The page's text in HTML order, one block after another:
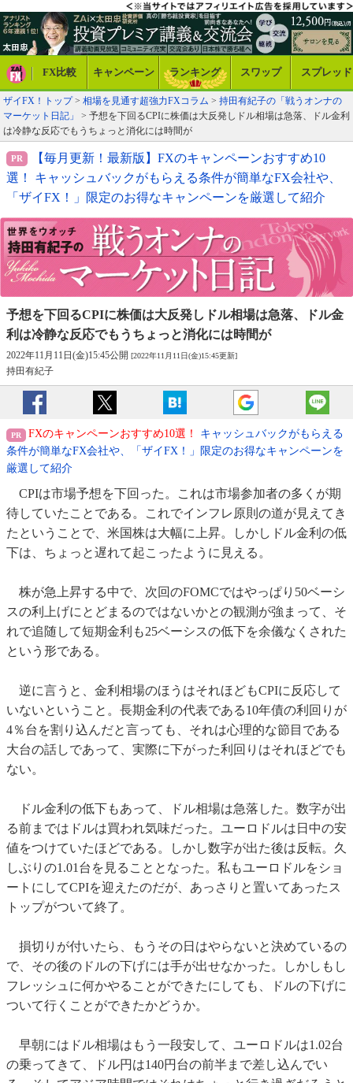
FX比較 キャンペーン ランキング スワップ スプレッド
ザイFX！トップ> 相場を見通す超強力FXコラム > 持田有紀子の「戦うオンナの
マーケット日記」
> 予想を下回るCPIに株価は大反発しドル相場は急落、ドル金利
は冷静な反応でもうちょっと消化には時間が
【毎月更新！最新版】FXのキャンペーンおすすめ10
選！ キャッシュバックがもらえる条件が簡単なFX会社や、
「ザイFX！」限定のお得なキャンペーンを厳選して紹介
予想を下回るCPIに株価は大反発しドル相場は急落、
ドル金
利は冷静な反応でもうちょっと消化には時間が
2022年11月11日(金)15:45公開 [2022年11月11日(金)15:45更新]
持田有紀子
FXのキャンペーンおすすめ10選！
キャッシュバックがもらえる
条件が簡単なFX会社や、「ザイFX！」限定のお得なキャンペーンを
厳選して紹介
CPIは市場予想を下回った。これは市場参加者の多くが期
待していたことである。これでインフレ原則の道が見えてき
たということで、米国株は大幅に上昇。しかしドル金利の低
下は、ちょっと遅れて起こったように見える。
株が急上昇する中で、次回のFOMCではやっぱり50ベーシ
スの利上げにとどまるのではないかとの観測が強まって、そ
れで追随して短期金利も25ベーシスの低下を余儀なくされた
という形である。
逆に言うと、金利相場のほうはそれほどもCPIに反応して
いないということ。長期金利の代表である10年債の利回りが
4％台を割り込んだと言っても、それは心理的な節目である
大台の話しであって、実際に下がった利回りはそれほどでも
ない。
ドル金利の低下もあって、ドル相場は急落した。数字が出
る前まではドルは買われ気味だった。ユーロドルは日中の安
値をつけていたほどである。しかし数字が出た後は反転。久
しぶりの1.01台を見ることとなった。私もユーロドルをショ
ートにしてCPIを迎えたのだが、あっさりと置いてあったス
トップがついて終了。
損切りが付いたら、もうその日はやらないと決めているの
で、その後のドルの下げには手が出せなかった。しかしもし
フレッシュに何かやることができたにしても、ドルの下げに
ついて行くことができたかどうか。
早朝にはドル相場はもう一段安して、ユーロドルは1.02台
の乗ってきて、ドル円は140円台の前半まで差し込んでい